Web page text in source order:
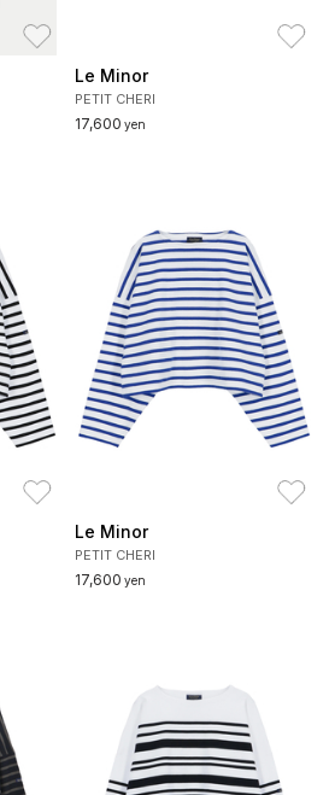
Le Minor
PETIT CHERI
17,600 yen
Le Minor
PETIT CHERI
17,600 yen